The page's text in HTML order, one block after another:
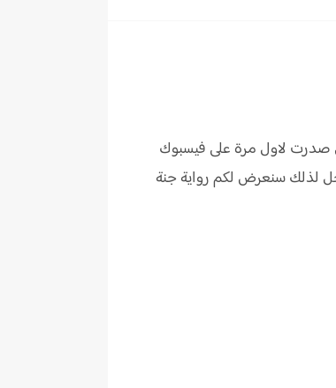
صدرت لاول مرة على فيسبوك
لذلك سنعرض لكم رواية جنة